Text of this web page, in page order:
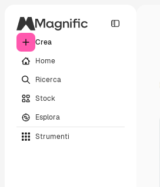
Crea
Home
Ricerca
Stock
Esplora
Strumenti